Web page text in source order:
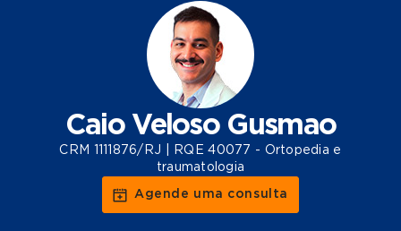
Caio Veloso Gusmao
CRM 1111876/RJ | RQE 40077 - Ortopedia e
traumatologia
Agende uma consulta